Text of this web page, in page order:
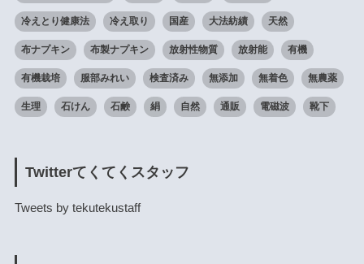
冷えとり健康法 冷え取り 国産 大法紡績 天然
布ナプキン 布製ナプキン 放射性物質 放射能 有機
有機栽培 服部みれい 検査済み 無添加 無着色 無農薬
生理 石けん 石鹸 絹 自然 通販 電磁波 靴下
Twitterてくてくスタッフ
Tweets by tekutekustaff